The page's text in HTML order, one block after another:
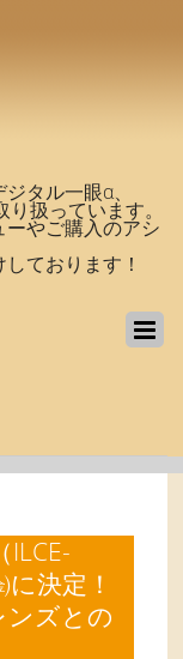
タル一眼α、
扱っています。
やご購入のアシ
ております！
決定！
ンズとの